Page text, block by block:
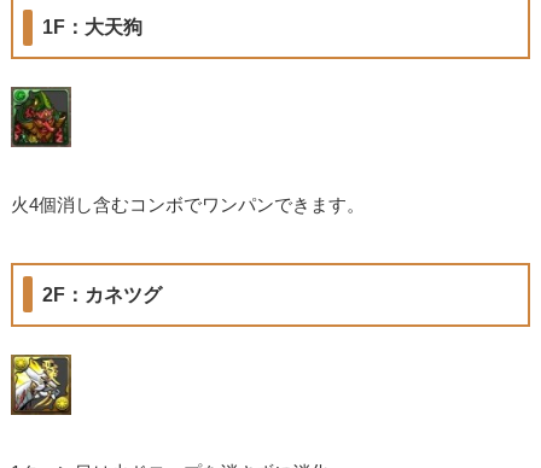
1F：大天狗
火4個消し含むコンボでワンパンできます。
2F：カネツグ